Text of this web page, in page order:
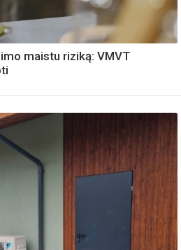
maistu riziką: VMVT